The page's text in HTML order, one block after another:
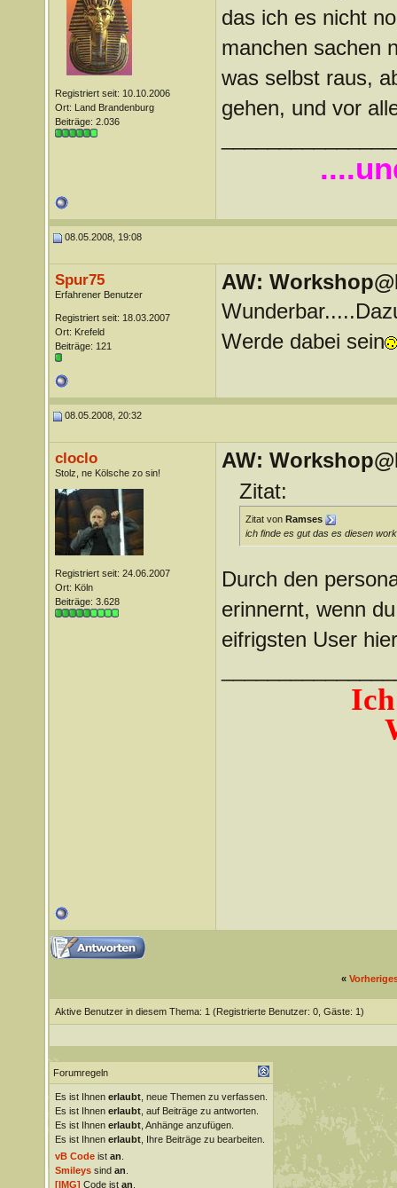
Registriert seit: 10.10.2006
Ort: Land Brandenburg
Beiträge: 2.036
das ich es nicht
manchen sachen
was selbst raus,
gehen, und vor
08.05.2008, 19:08
Spur75
Erfahrener Benutzer
Registriert seit: 18.03.2007
Ort: Krefeld
Beiträge: 121
AW:
Werde dabei sein
08.05.2008, 20:32
cloclo
Stolz, ne Kölsche zo sin!
Registriert seit: 24.06.2007
Ort: Köln
Beiträge: 3.628
AW:
Zitat:
Zitat von Ramses
ich finde es gut das es diesen
Durch den
erinnernt, wenn
eifrigsten User hier
«
Aktive Benutzer in diesem Thema: 1 (Registrierte Benutzer: 0, Gäste: 1)
Forumregeln
Es ist Ihnen erlaubt, neue Themen zu verfassen.
Es ist Ihnen erlaubt, auf Beiträge zu antworten.
Es ist Ihnen erlaubt, Anhänge anzufügen.
Es ist Ihnen erlaubt, Ihre Beiträge zu bearbeiten.
vB Codeist an
Smileyssind an
[IMG] Code ist an